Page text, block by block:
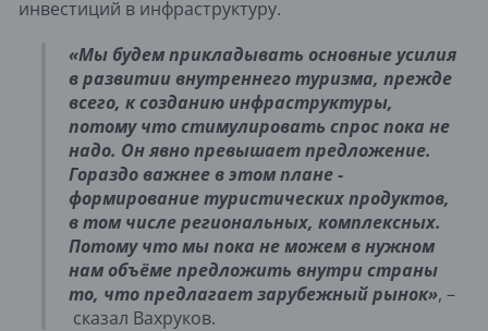
инвестиций в инфраструктуру.
«Мы будем прикладывать основные усилия
в развитии внутреннего туризма, прежде
всего, к созданию инфраструктуры,
потому что стимулировать спрос пока не
надо. Он явно превышает предложение.
Гораздо важнее в этом плане -
формирование туристических продуктов,
в том числе региональных, комплексных.
Потому что мы пока не можем в нужном
нам объёме предложить внутри страны
то, что предлагает зарубежный рынок», –
сказал Вахруков.